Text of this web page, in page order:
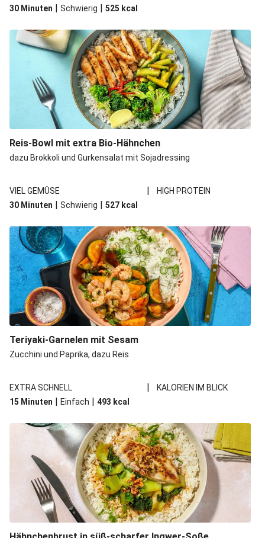
30 Minuten | Schwierig | 525 kcal
Reis-Bowl mit extra Bio-Hähnchen
dazu Brokkoli und Gurkensalat mit Sojadressing
VIEL GEMÜSE |
HIGH PROTEIN
30 Minuten | Schwierig | 527 kcal
Teriyaki-Garnelen mit Sesam
Zucchini und Paprika, dazu Reis
EXTRA SCHNELL |
KALORIEN IM BLICK
15 Minuten | Einfach | 493 kcal